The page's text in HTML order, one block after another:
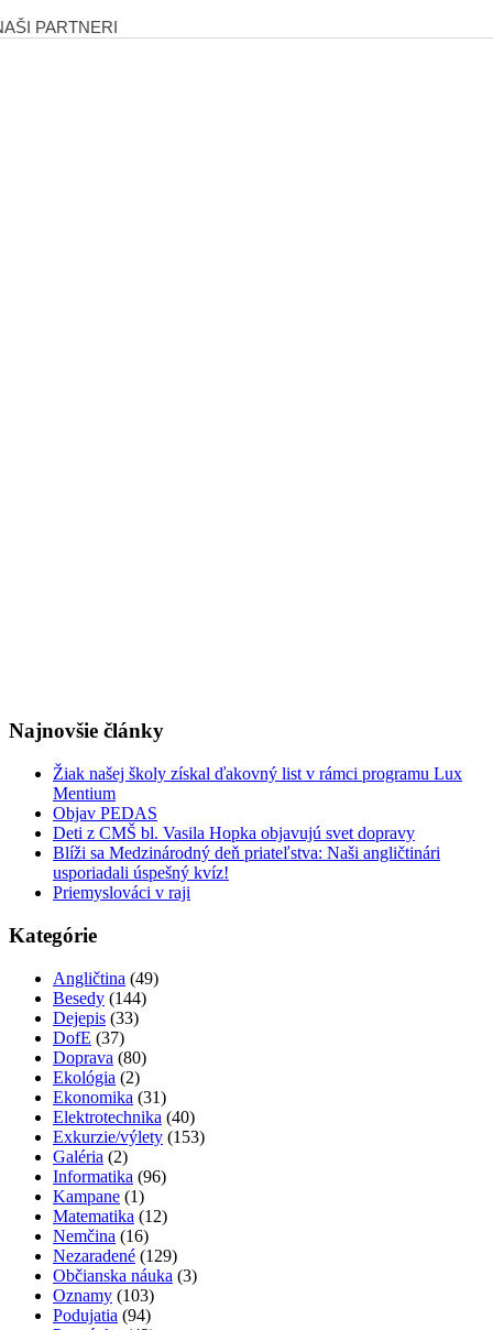
Najnovšie články
Žiak našej školy získal ďakovný list v rámci programu Lux
Mentium
Objav PEDAS
Deti z CMŠ bl. Vasila Hopka objavujú svet dopravy
Blíži sa Medzinárodný deň priateľstva: Naši angličtinári
usporiadali úspešný kvíz!
Priemyslováci v raji
Kategórie
Angličtina (49)
Besedy (144)
Dejepis (33)
DofE (37)
Doprava (80)
Ekológia (2)
Ekonomika (31)
Elektrotechnika (40)
Exkurzie/výlety (153)
Galéria (2)
Informatika (96)
Kampane (1)
Matematika (12)
Nemčina (16)
Nezaradené (129)
Občianska náuka (3)
Oznamy (103)
Podujatia (94)